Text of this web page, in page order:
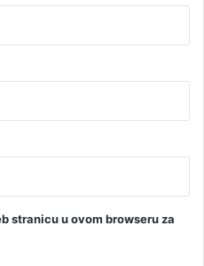
stranicu u ovom browseru za